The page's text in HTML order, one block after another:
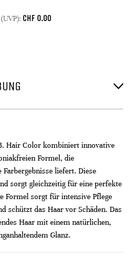
CHF 0.00
Hair Color kombiniert innovative
Formel, die
liefert. Diese
sorgt gleichzeitig für eine perfekte
Formel sorgt für intensive Pflege
schützt das Haar vor Schäden. Das
Haar mit einem natürlichen,
Glanz.